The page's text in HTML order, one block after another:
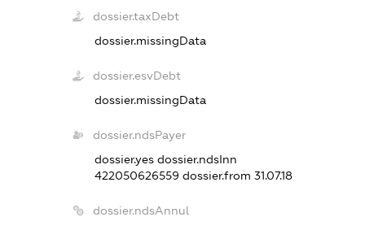
dossier.taxDebt
dossier.missingData
dossier.esvDebt
dossier.missingData
dossier.ndsPayer
dossier.yesdossier.ndsInn
422050626559dossier.from 31.07.18
dossier.ndsAnnul